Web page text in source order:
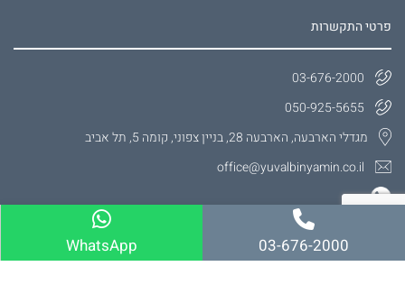
התמחויות המשרד
פרטי התקשרות
03-676-2000
050-925-5655
מגדלי הארבעה, הארבעה 28, בניין צפוני, קומה 5, תל אביב
office@yuvalbinyamin.co.il
03-676-2000
WhatsApp